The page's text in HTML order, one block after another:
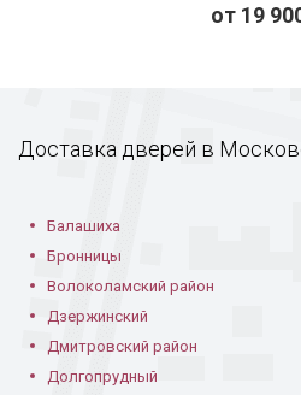
от 19
Доставка дверей в
Балашиха
Бронницы
Волоколамский район
Дзержинский
Дмитровский район
Долгопрудный